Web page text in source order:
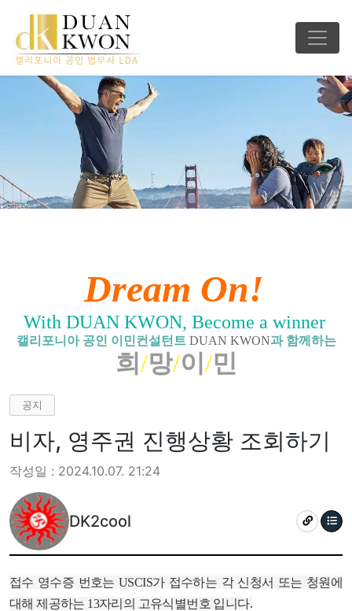
Dream On!
With DUAN KWON, Become a winner
캘리포니아 공인 이민컨설턴트 DUAN KWON과 함께하는
희 /망/이 /민
공지
비자, 영주권 진행상황 조회하기
작성일 : 2024.10.07. 21:24
DK2cool
접수 영수증 번호는 USCIS가 접수하는 각 신청서 또는 청원에
대해 제공하는 13자리의 고유식별번호 입니다.